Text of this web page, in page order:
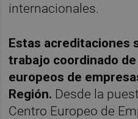
internacionales.
Estas acreditaciones
trabajo coordinado
europeos de
Región. Desde la
Centro Europeo de